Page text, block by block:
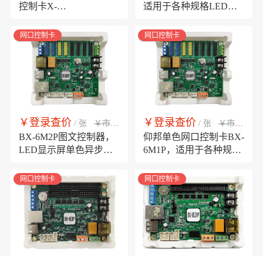
控制卡X-
控制卡板载天线，无遮
挡传输距离≤20m
适用于各种规格LED显
持选配4Gm无线模块和
YYm语音模块
￥登录查价 / 张 ￥市场销售价
BX-6M2P图文控制器，
LED显示屏单色异步控
+RS232+RS485+USB接
口
网口控制卡
￥登录查价 / 张 ￥市场销售价
仰邦单色网口控制卡BX-
6M1P，适用于各种规格
型屏
网口控制卡
网口控制卡 网口控制卡